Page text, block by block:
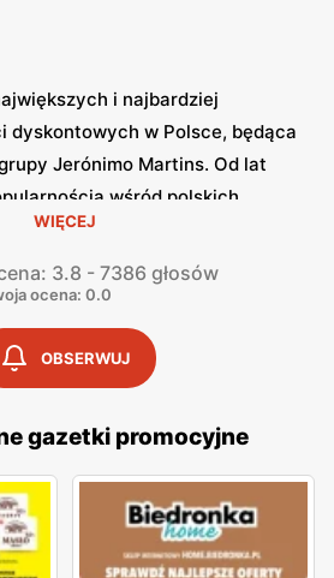
i najbardziej
dyskontowych w Polsce, będąca
Jerónimo Martins. Od lat
wśród polskich
szeroki asortyment produktów
w atrakcyjnych niskich
bogaty wybór, częste
jakość oferowanych produktów.
elementów strategii marketingowej
gazetka promocyjna
o najnowszych ofertach.
, publikowana co tydzień,
specjalne oferty i
dzięki czemu klienci mogą
i korzystać z wyjątkowych okazji
WIĘCEJ
3.8 - 7386 głosów
ocena: 0.0
OBSERWUJ
gazetki promocyjne